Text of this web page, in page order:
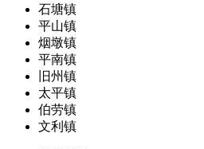
石塘镇
平山镇
烟墩镇
平南镇
旧州镇
太平镇
伯劳镇
文利镇